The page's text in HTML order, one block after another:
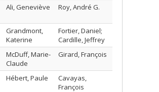
Ali, Geneviève Roy, André G.
Grandmont,
Katerine
Fortier, Daniel;
Cardille, Jeffrey
McDuff, Marie-
Claude
Girard, François
Hébert, Paule
Cavayas,
François